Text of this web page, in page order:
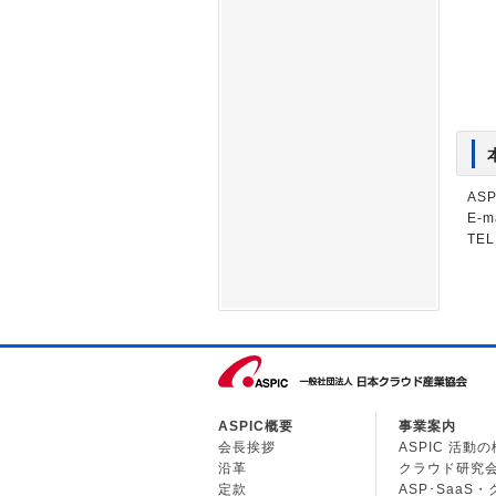
E-
ASPIC概要
会長挨拶
沿革
定款
事業案内
ASPIC 活動の
クラウド研究
ASP･SaaS・